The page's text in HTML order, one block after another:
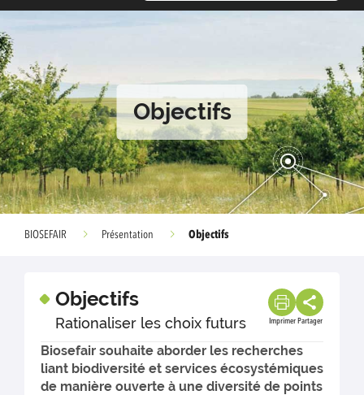
Objectifs
BIOSEFAIR Présentation Objectifs
Objectifs
Rationaliser les choix futurs Imprimer Partager
Biosefair souhaite aborder les recherches
liant biodiversité et services écosystémiques
de manière ouverte à une diversité de points